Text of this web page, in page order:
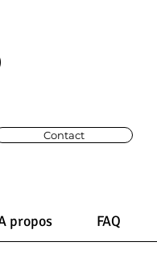
Contact
propos FAQ